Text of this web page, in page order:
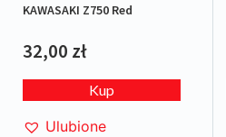
KAWASAKI Z750 Red
32,00 zł
Kup
Ulubione